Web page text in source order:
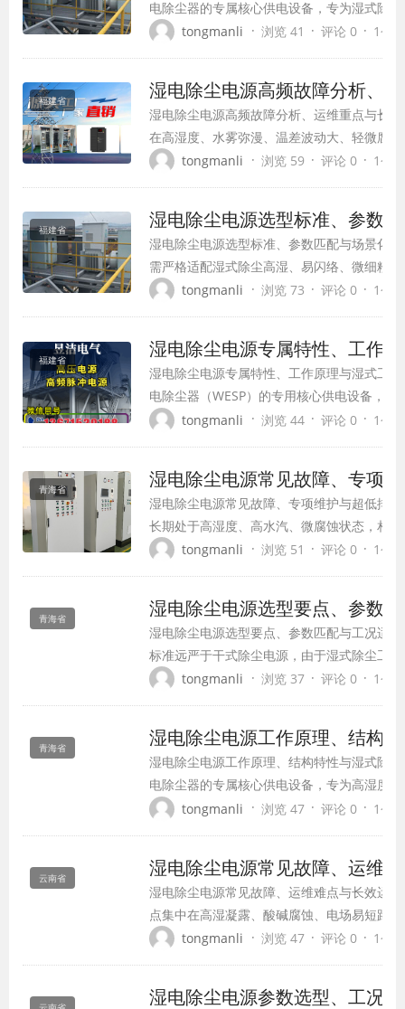
电除尘器的专属核心供电设备，专为湿式除
况研发，区别于干式高压除尘电源，具备极
tongmanli · 浏览 41 · 评论 0 · 1个
福建省 湿电除尘电源高频故障分析、
湿电除尘电源高频故障分析、运维重点与长
在高湿度、水雾弥漫、温差波动大、轻微腐
电源，故障发生率更高，故障类型更具特殊
tongmanli · 浏览 59 · 评论 0 · 1个
福建省 湿电除尘电源选型标准、参数
湿电除尘电源选型标准、参数匹配与场景化
需严格适配湿式除尘高湿、易闪络、微细粉
绕绝缘性能、控制模式、电压电流参数、防
tongmanli · 浏览 73 · 评论 0 · 1个
福建省 湿电除尘电源专属特性、工作
湿电除尘电源专属特性、工作原理与湿式工
电除尘器（WESP）的专用核心供电设备，
结露、微细粉尘集中的特殊工况研发，是工
tongmanli · 浏览 44 · 评论 0 · 1个
青海省 湿电除尘电源常见故障、专项
湿电除尘电源常见故障、专项维护与超低排
长期处于高湿度、高水汽、微腐蚀状态，相
电、闪络、绝缘失效、设备腐蚀等特殊故障
tongmanli · 浏览 51 · 评论 0 · 1个
青海省 湿电除尘电源选型要点、参数
湿电除尘电源选型要点、参数匹配与工况适
标准远严于干式除尘电源，由于湿式除尘工
阻抗不稳定、轻微腐蚀等特点，普通干式除
tongmanli · 浏览 37 · 评论 0 · 1个
青海省 湿电除尘电源工作原理、结构
湿电除尘电源工作原理、结构特性与湿式除
电除尘器的专属核心供电设备，专为高湿度
研发，是实现烟气超低排放、去除细微粉尘
tongmanli · 浏览 47 · 评论 0 · 1个
云南省 湿电除尘电源常见故障、运维
湿电除尘电源常见故障、运维难点与长效运
点集中在高湿凝露、酸碱腐蚀、电场易短路
繁、短路跳闸、绝缘老化、元器件腐蚀、升
tongmanli · 浏览 47 · 评论 0 · 1个
湿电除尘电源参数选型、工况